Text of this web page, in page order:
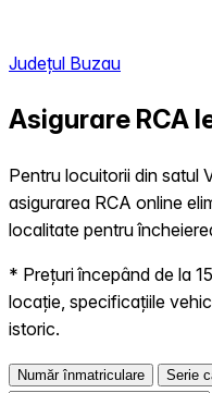
Județul Buzau
Asigurare RCA
Pentru locuitorii din satul
asigurarea RCA online
localitate pentru
* Prețuri începând de la
locație, specificațiile
istoric.
Număr înmatriculare Serie